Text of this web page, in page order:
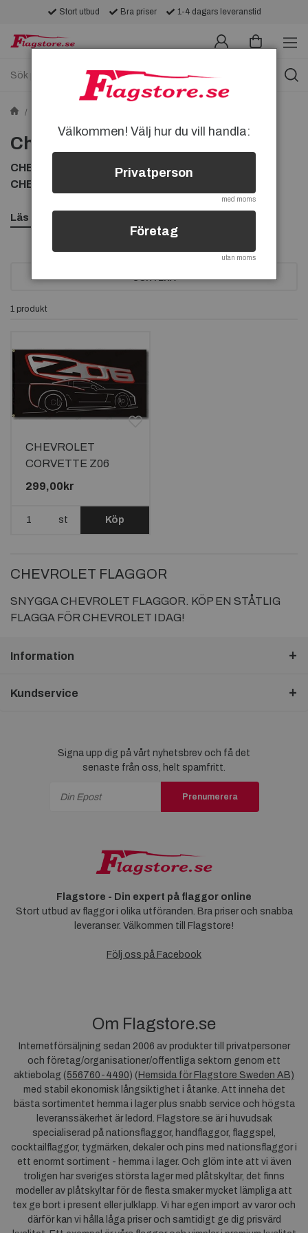
Stort utbud Bra priser 1-4 dagars leveranstid
Chevrolet-flaggor
CHEVROLET FLAGGOR, KÖP EN FLAGGA FRÅN
CHEVROLET
Läs mer
SORTERA
1 produkt
CHEVROLET
CORVETTE Z06
FLAGGA 120X60CM
299,00kr
st Köp
CHEVROLET FLAGGOR
SNYGGA CHEVROLET FLAGGOR. KÖP EN STÅTLIG
FLAGGA FÖR CHEVROLET IDAG!
Information
Kundservice
Signa upp dig på vårt nyhetsbrev och få det
senaste från oss, helt spamfritt.
Prenumerera
Flagstore - Din expert på flaggor online
Stort utbud av flaggor i olika utföranden. Bra priser och snabba
leveranser. Välkommen till Flagstore!
Följ oss på Facebook
Om Flagstore.se
Internetförsäljning sedan 2006 av produkter till privatpersoner
och företag/organisationer/offentliga sektorn genom ett
aktiebolag (556760-4490) ( Hemsida för Flagstore Sweden AB)
med stabil ekonomisk långsiktighet i åtanke. Att inneha det
bästa sortimentet hemma i lager plus snabb service och högsta
leveranssäkerhet är ledord. Flagstore.se är i huvudsak
specialiserad på nationsflaggor, handflaggor, flaggspel,
cocktailflaggor, tygmärken, dekaler och pins med nationsflaggor i
ett enormt sortiment - hemma i lager. Och glöm inte att vi även
troligen har sveriges största lager med plåtskyltar, det finns
modeller av plåtskyltar för de flesta smaker mycket lämpliga att
tex ge bort i present eller julklapp. Vi har egen import av varor och
därför kan vi hålla låga priser och samtidigt ge dig prisvärd
Välkommen! Välj hur du vill handla:
Privatperson
med moms
Företag
utan moms